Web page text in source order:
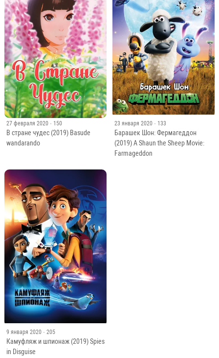
27 февраля 2020 · 150
В стране чудес (2019) Basude
wandarando
23 января 2020 · 133
Барашек Шон: Фермагеддон
(2019) A Shaun the Sheep Movie:
Farmageddon
9 января 2020 · 205
Камуфляж и шпионаж (2019) Spies
in Disguise